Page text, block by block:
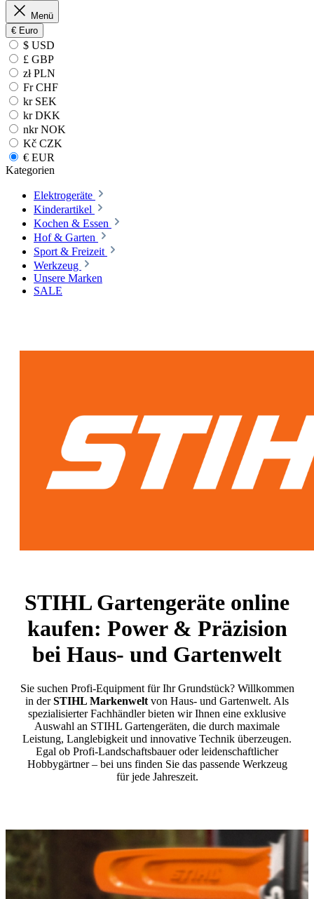
Menü
€ Euro
$ USD
£ GBP
zł PLN
Fr CHF
kr SEK
kr DKK
nkr NOK
Kč CZK
€ EUR
Kategorien
Elektrogeräte
Kinderartikel
Kochen & Essen
Hof & Garten
Sport & Freizeit
Werkzeug
Unsere Marken
SALE
STIHL Gartengeräte online
kaufen: Power & Präzision
bei Haus- und Gartenwelt
Sie suchen Profi-Equipment für Ihr Grundstück? Willkommen
in derSTIHL Markenwelt von Haus- und Gartenwelt. Als
spezialisierter Fachhändler bieten wir Ihnen eine exklusive
Auswahl an STIHL Gartengeräten, die durch maximale
Leistung, Langlebigkeit und innovative Technik überzeugen.
Egal ob Profi-Landschaftsbauer oder leidenschaftlicher
Hobbygärtner – bei uns finden Sie das passende Werkzeug
für jede Jahreszeit.